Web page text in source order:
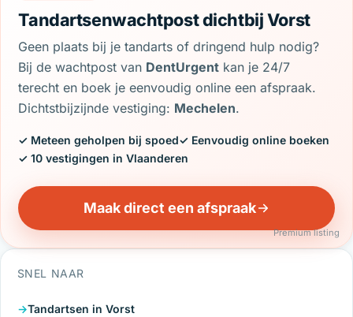
Tandartsenwachtpost dichtbij Vorst
Geen plaats bij je tandarts of dringend hulp nodig?
Bij de wachtpost van DentUrgent kan je 24/7
terecht en boek je eenvoudig online een afspraak.
Dichtstbijzijnde vestiging: Mechelen.
✓ Meteen geholpen bij spoed✓ Eenvoudig online boeken
✓ 10 vestigingen in Vlaanderen
Maak direct een afspraak
Premium listing
SNEL NAAR
Tandartsen in Vorst